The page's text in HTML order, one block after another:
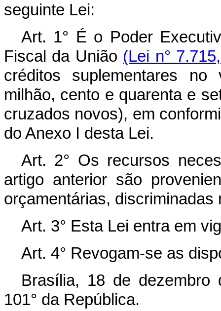
seguinte Lei:
Art. 1° É o Poder
Fiscal da União (Lei n°
créditos suplementares
milhão, cento e quarenta e
cruzados novos), em
do Anexo I desta Lei.
Art. 2° Os recursos
artigo anterior são
orçamentárias, discriminadas
Art. 3° Esta Lei entra em
Art. 4° Revogam-se as
Brasília, 18 de dezembro
101° da República.